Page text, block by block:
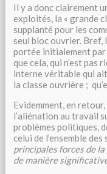
Il y a donc clairement
exploités, la « grande
supplanté pour les
seul bloc ouvrier. Bref,
portée initialement par
que cela, qui n’est pas
interne véritable qui
la classe ouvrière ;
Evidemment, en
l’aliénation au travail
problèmes politiques,
celui de l’ensemble
principales forces de
de manière